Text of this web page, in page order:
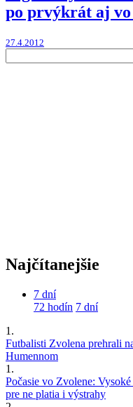
po prvýkrát aj vo
27.4.2012
Najčítanejšie
7 dní
72 hodín 7 dní
1.
Futbalisti Zvolena prehrali
Humennom
1.
Počasie vo Zvolene:
pre ne platia i výstrahy